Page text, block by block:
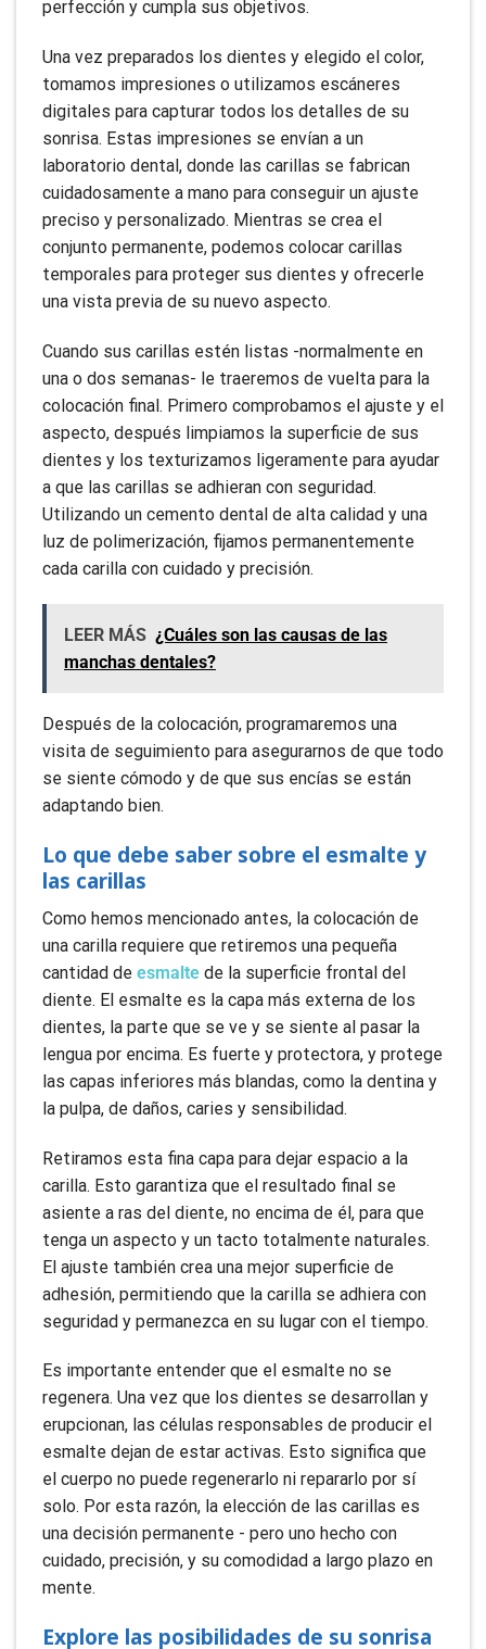
perfección y cumpla sus objetivos.
Una vez preparados los dientes y elegido el color,
tomamos impresiones o utilizamos escáneres
digitales para capturar todos los detalles de su
sonrisa. Estas impresiones se envían a un
laboratorio dental, donde las carillas se fabrican
cuidadosamente a mano para conseguir un ajuste
preciso y personalizado. Mientras se crea el
conjunto permanente, podemos colocar carillas
temporales para proteger sus dientes y ofrecerle
una vista previa de su nuevo aspecto.
Cuando sus carillas estén listas -normalmente en
una o dos semanas- le traeremos de vuelta para la
colocación final. Primero comprobamos el ajuste y el
aspecto, después limpiamos la superficie de sus
dientes y los texturizamos ligeramente para ayudar
a que las carillas se adhieran con seguridad.
Utilizando un cemento dental de alta calidad y una
luz de polimerización, fijamos permanentemente
cada carilla con cuidado y precisión.
LEER MÁS ¿Cuáles son las causas de las
manchas dentales?
Después de la colocación, programaremos una
visita de seguimiento para asegurarnos de que todo
se siente cómodo y de que sus encías se están
adaptando bien.
Lo que debe saber sobre el esmalte y
las carillas
Como hemos mencionado antes, la colocación de
una carilla requiere que retiremos una pequeña
cantidad de esmalte de la superficie frontal del
diente. El esmalte es la capa más externa de los
dientes, la parte que se ve y se siente al pasar la
lengua por encima. Es fuerte y protectora, y protege
las capas inferiores más blandas, como la dentina y
la pulpa, de daños, caries y sensibilidad.
Retiramos esta fina capa para dejar espacio a la
carilla. Esto garantiza que el resultado final se
asiente a ras del diente, no encima de él, para que
tenga un aspecto y un tacto totalmente naturales.
El ajuste también crea una mejor superficie de
adhesión, permitiendo que la carilla se adhiera con
seguridad y permanezca en su lugar con el tiempo.
Es importante entender que el esmalte no se
regenera. Una vez que los dientes se desarrollan y
erupcionan, las células responsables de producir el
esmalte dejan de estar activas. Esto significa que
el cuerpo no puede regenerarlo ni repararlo por sí
solo. Por esta razón, la elección de las carillas es
una decisión permanente - pero uno hecho con
cuidado, precisión, y su comodidad a largo plazo en
mente.
Explore las posibilidades de su sonrisa